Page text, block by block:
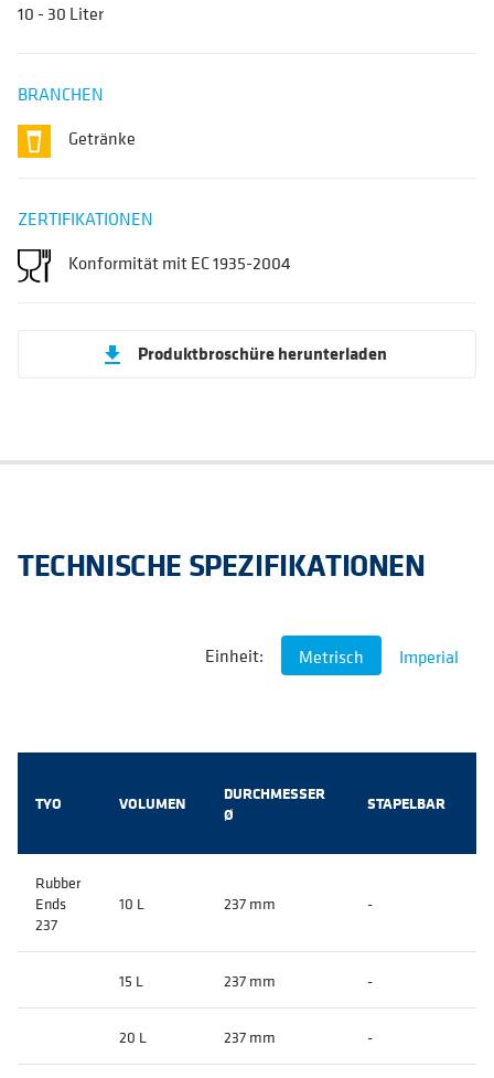
10 - 30 Liter
BRANCHEN
Getränke
ZERTIFIKATIONEN
Konformität mit EC 1935-2004
get_app Produktbroschüre herunterladen
TECHNISCHE SPEZIFIKATIONEN
Einheit: Metrisch Imperial
TYO VOLUMEN
DURCHMESSER
Ø
STAPELBAR
Rubber
Ends
237
10 L 237 mm -
15 L 237 mm -
20 L 237 mm -